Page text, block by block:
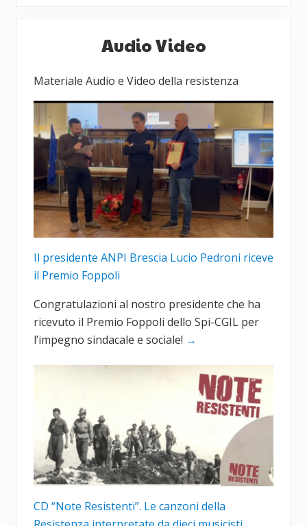
primaria
Audio Video
Materiale Audio e Video della resistenza
Il presidente ANPI Brescia Lucio Pedroni riceve
il Premio Foppoli
Congratulazioni al nostro presidente che ha
ricevuto il Premio Foppoli dello Spi-CGIL per
l’impegno sindacale e sociale! →
CD “Note Resistenti”. Le canzoni della